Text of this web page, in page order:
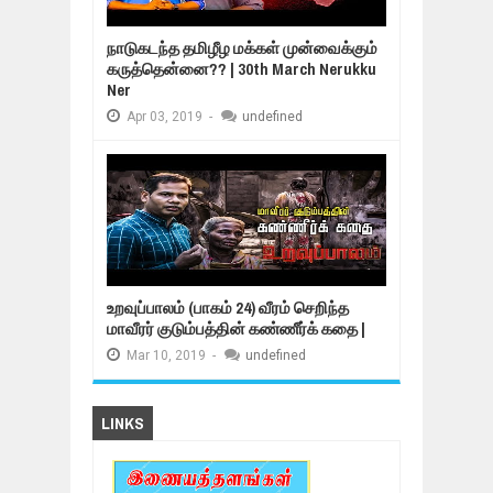
நாடுகடந்த தமிழீழ மக்கள் முன்வைக்கும்
கருத்தென்னை?? | 30th March Nerukku
Ner
Apr 03, 2019 - undefined
உறவுப்பாலம் (பாகம் 24) வீரம் செறிந்த
மாவீரர் குடும்பத்தின் கண்ணீர்க் கதை |
Mar 10, 2019 - undefined
LINKS